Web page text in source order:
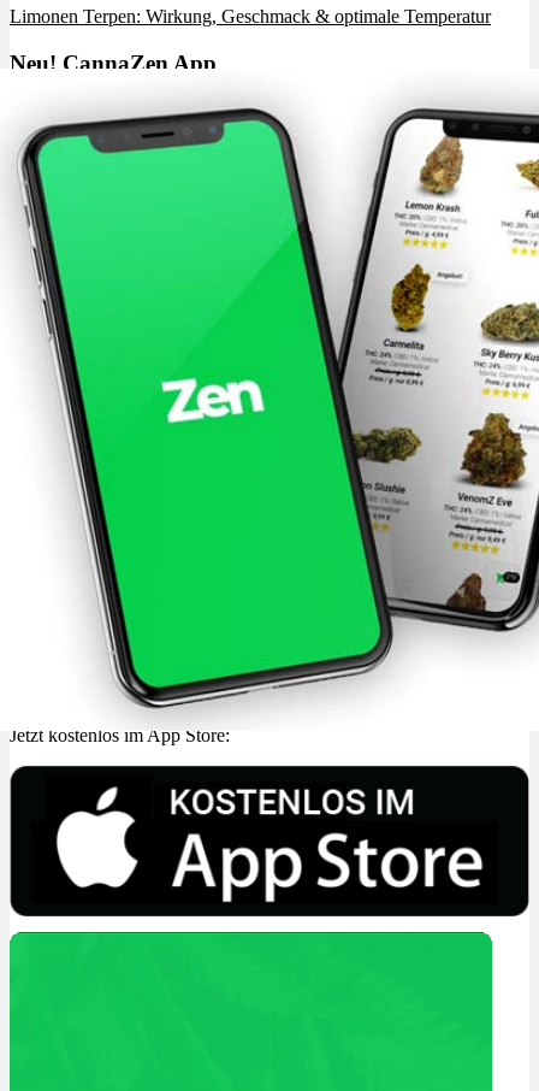
Limonen Terpen: Wirkung, Geschmack & optimale Temperatur
Neu! CannaZen App
Jetzt kostenlos im App Store: